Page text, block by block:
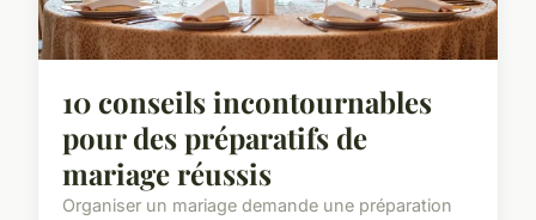
10 conseils incontournables
pour des préparatifs de
mariage réussis
Organiser un mariage demande une préparation